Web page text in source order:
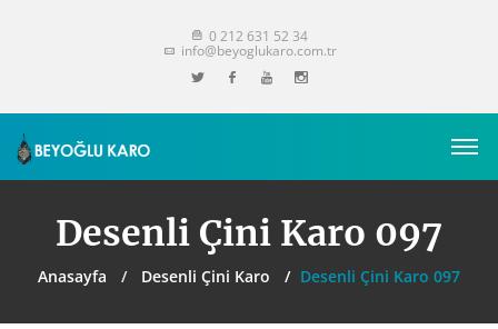
0 212 631 52 34
info@beyoglukaro.com.tr
Desenli Çini Karo 097
Anasayfa Desenli Çini Karo Desenli Çini Karo 097